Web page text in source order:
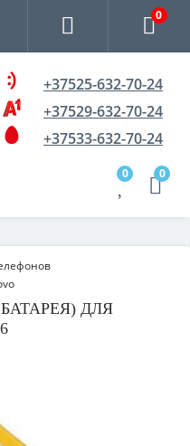
0
+37525-632-70-24
+37529-632-70-24
+37533-632-70-24
0 0
ДЛЯ